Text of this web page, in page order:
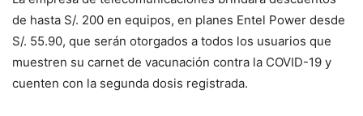
de hasta S/. 200 en equipos, en planes Entel Power desde
S/. 55.90, que serán otorgados a todos los usuarios que
muestren su carnet de vacunación contra la COVID-19 y
cuenten con la segunda dosis registrada.